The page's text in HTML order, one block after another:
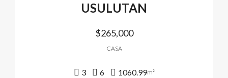
USULUTAN
$265,000
CASA
3 6 1060.99m²